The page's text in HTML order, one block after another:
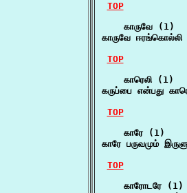
TOP
    காருவே (1)
காருவே
TOP
    காரெலி (1)
கருப்பை என்பது
TOP
    காரே (1)
காரே பருவமும்
TOP
    காரோடரே (1)